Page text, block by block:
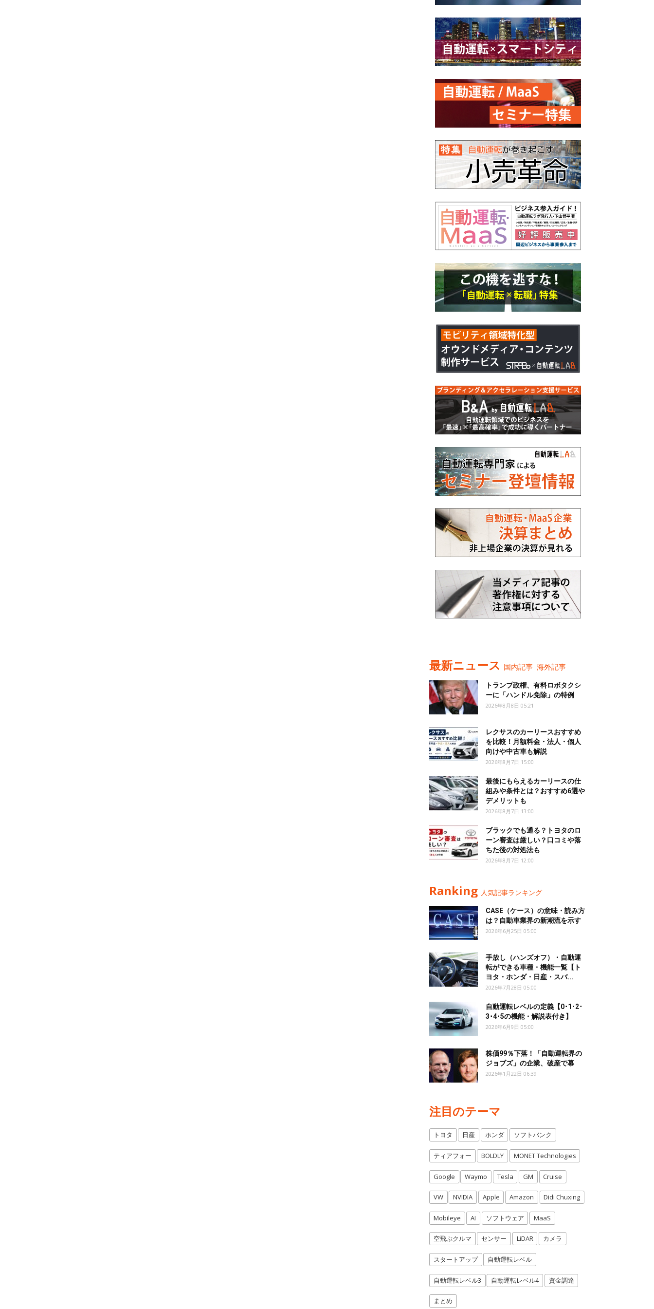
最新ニュース 国内記事 海外記事
トランプ政権、有料ロボタクシ
ーに「ハンドル免除」の特例
2026年8月8日 05:21
レクサスのカーリースおすすめ
を比較！月額料金・法人・個人
向けや中古車も解説
2026年8月7日 15:00
最後にもらえるカーリースの仕
組みや条件とは？おすすめ6選や
デメリットも
2026年8月7日 13:00
ブラックでも通る？トヨタのロ
ーン審査は厳しい？口コミや落
ちた後の対処法も
2026年8月7日 12:00
Ranking 人気記事ランキング
CASE（ケース）の意味・読み方
は？自動車業界の新潮流を示す
2026年6月25日 05:00
手放し（ハンズオフ）・自動運
転ができる車種・機能一覧【ト
ヨタ・ホンダ・日産・スバ...
2026年7月28日 05:00
自動運転レベルの定義【0･1･2･
3･4･5の機能・解説表付き】
2026年6月9日 05:00
株価99％下落！「自動運転界の
ジョブズ」の企業、破産で幕
2026年1月22日 06:39
注目のテーマ
トヨタ 日産 ホンダ ソフトバンク
ティアフォー BOLDLY MONET Technologies
Google Waymo Tesla GM Cruise
VW NVIDIA Apple Amazon Didi Chuxing
Mobileye AI ソフトウェア MaaS
空飛ぶクルマ センサー LiDAR カメラ
スタートアップ 自動運転レベル
自動運転レベル3 自動運転レベル4 資金調達
まとめ